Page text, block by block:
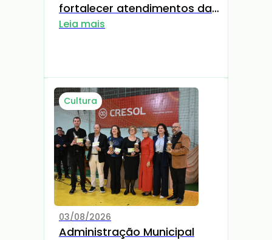
fortalecer atendimentos da
Estratégia Saúde da Família
Leia mais
Cultura
03/08/2026
Administração Municipal